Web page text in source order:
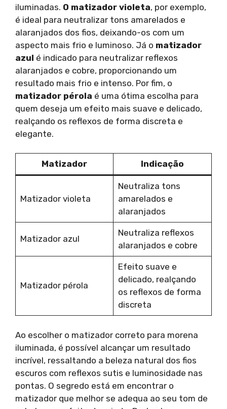
iluminadas. O matizador violeta, por exemplo,
é ideal para neutralizar tons amarelados e
alaranjados dos fios, deixando-os com um
aspecto mais frio e luminoso. Já o matizador
azul é indicado para neutralizar reflexos
alaranjados e cobre, proporcionando um
resultado mais frio e intenso. Por fim, o
matizador pérola é uma ótima escolha para
quem deseja um efeito mais suave e delicado,
realçando os reflexos de forma discreta e
elegante.
Matizador Indicação
Matizador violeta
Neutraliza tons
amarelados e
alaranjados
Matizador azul
Neutraliza reflexos
alaranjados e cobre
Matizador pérola
Efeito suave e
delicado, realçando
os reflexos de forma
discreta
Ao escolher o matizador correto para morena
iluminada, é possível alcançar um resultado
incrível, ressaltando a beleza natural dos fios
escuros com reflexos sutis e luminosidade nas
pontas. O segredo está em encontrar o
matizador que melhor se adequa ao seu tom de